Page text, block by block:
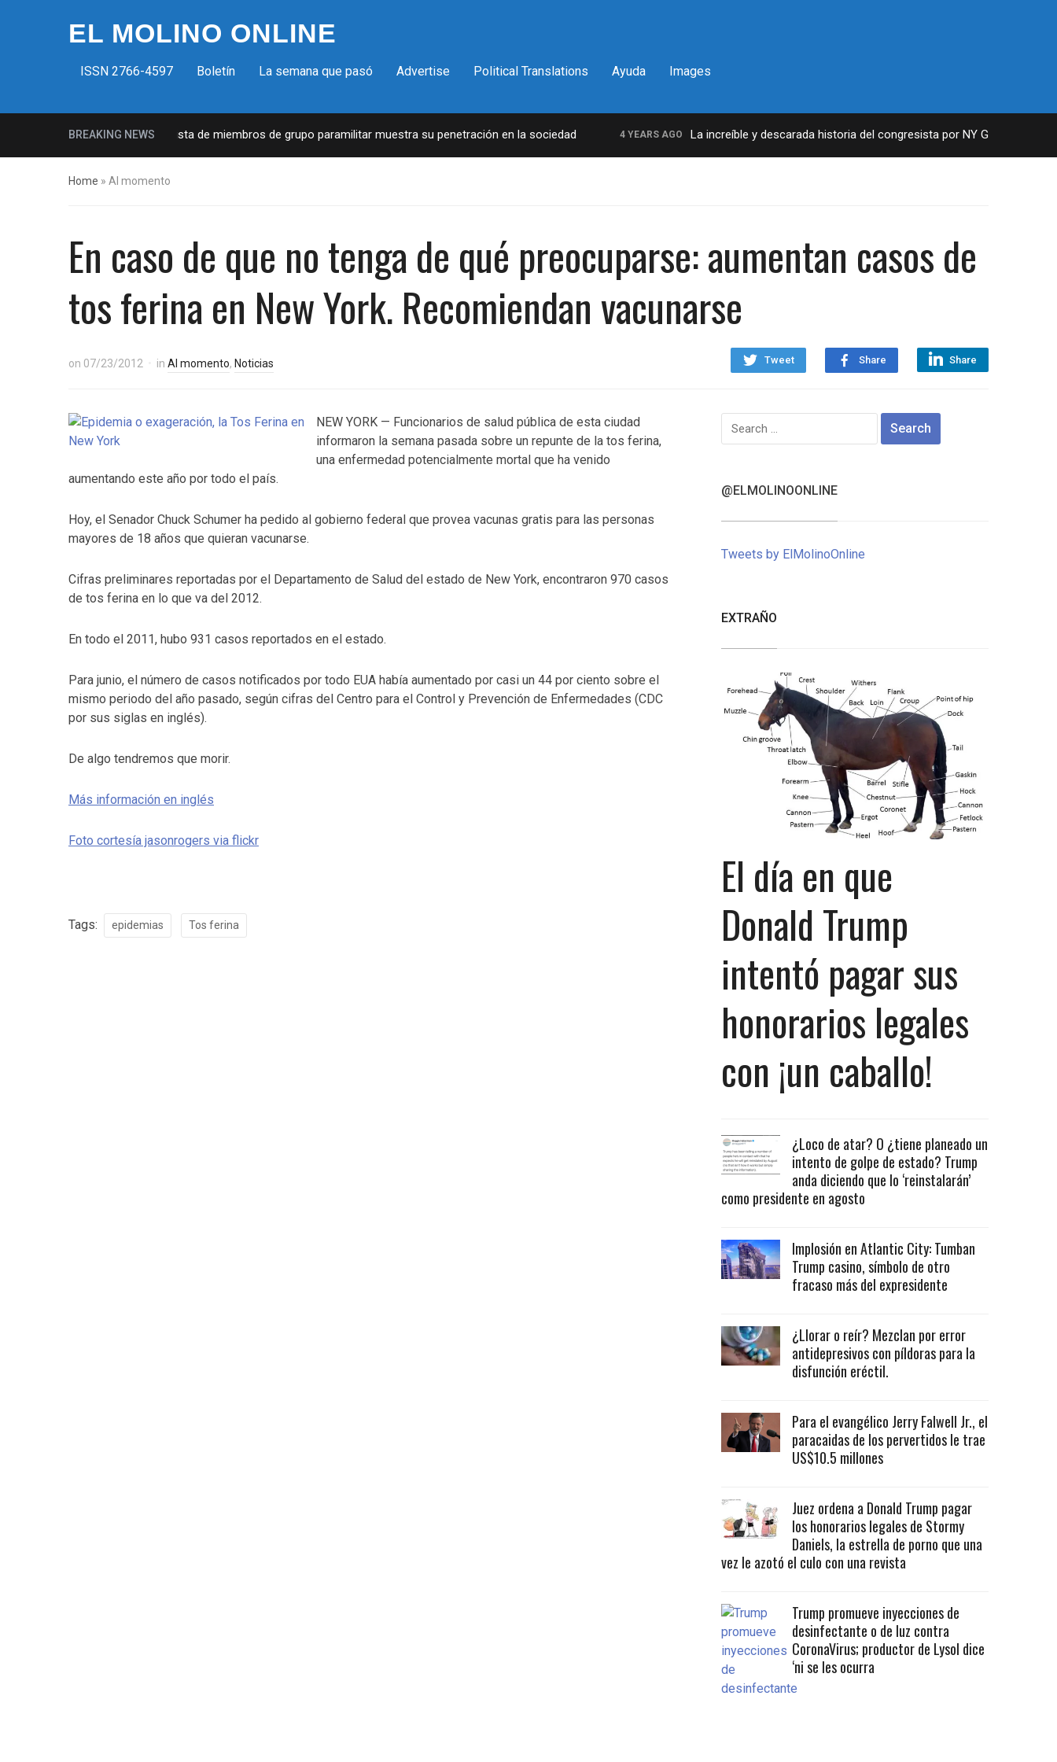
EL MOLINO ONLINE
ISSN 2766-4597 Boletín La semana que pasó Advertise Political Translations Ayuda Images
BREAKING NEWS
Milicias fascistas en EUA: Lista de miembros de grupo paramilitar muestra su penetración en la sociedad 4 YEARS AGO La increíble y descarada historia del congresista por NY George Santos
Home » Al momento
En caso de que no tenga de qué preocuparse: aumentan casos de
tos ferina en New York. Recomiendan vacunarse
Tweet Share Share
on 07/23/2012 in Al momento, Noticias
NEW YORK — Funcionarios de salud pública de esta ciudad
informaron la semana pasada sobre un repunte de la tos ferina,
una enfermedad potencialmente mortal que ha venido
aumentando este año por todo el país.
Hoy, el Senador Chuck Schumer ha pedido al gobierno federal que provea vacunas gratis para las personas
mayores de 18 años que quieran vacunarse.
Cifras preliminares reportadas por el Departamento de Salud del estado de New York, encontraron 970 casos
de tos ferina en lo que va del 2012.
En todo el 2011, hubo 931 casos reportados en el estado.
Para junio, el número de casos notificados por todo EUA había aumentado por casi un 44 por ciento sobre el
mismo periodo del año pasado, según cifras del Centro para el Control y Prevención de Enfermedades (CDC
por sus siglas en inglés).
De algo tendremos que morir.
Más información en inglés
Foto cortesía jasonrogers via flickr
Tags: epidemias Tos ferina
Search
for:
@ELMOLINOONLINE
Tweets by ElMolinoOnline
EXTRAÑO
El día en que
Donald Trump
intentó pagar sus
honorarios legales
con ¡un caballo!
¿Loco de atar? O ¿tiene planeado un
intento de golpe de estado? Trump
anda diciendo que lo ‘reinstalarán’
como presidente en agosto
Implosión en Atlantic City: Tumban
Trump casino, símbolo de otro
fracaso más del expresidente
¿Llorar o reír? Mezclan por error
antidepresivos con píldoras para la
disfunción eréctil.
Para el evangélico Jerry Falwell Jr., el
paracaidas de los pervertidos le trae
US$10.5 millones
Juez ordena a Donald Trump pagar
los honorarios legales de Stormy
Daniels, la estrella de porno que una
vez le azotó el culo con una revista
Trump promueve inyecciones de
desinfectante o de luz contra
CoronaVirus; productor de Lysol dice
‘ni se les ocurra